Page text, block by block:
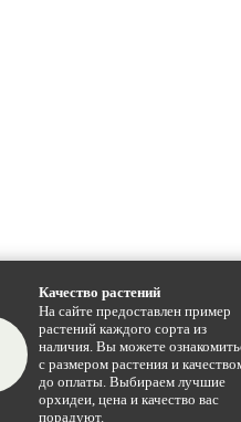
Качество растений
На сайте предоставлен пример
растений каждого сорта из
наличия. Вы можете
с размером растения и
до оплаты. Выбираем лучшие
орхидеи, цена и качество вас
порадуют.